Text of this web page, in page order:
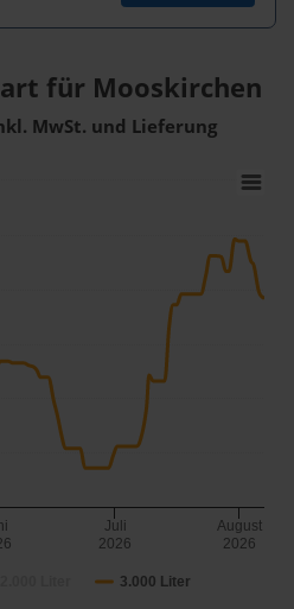
für Mooskirchen
MwSt. und Lieferung
3.000 Liter
Juli
2026
August
2026